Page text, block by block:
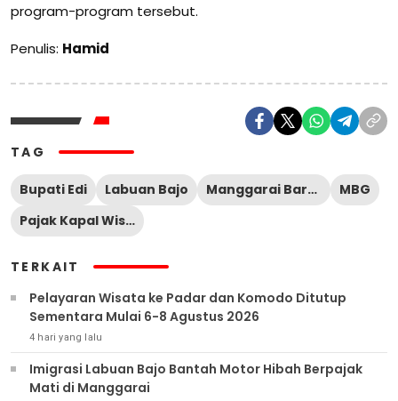
program-program tersebut.
Penulis: Hamid
TAG
Bupati Edi Labuan Bajo Manggarai Barat
MBG
Pajak Kapal Wisata
TERKAIT
Pelayaran Wisata ke Padar dan Komodo Ditutup
Sementara Mulai 6-8 Agustus 2026
4 hari yang lalu
Imigrasi Labuan Bajo Bantah Motor Hibah Berpajak
Mati di Manggarai